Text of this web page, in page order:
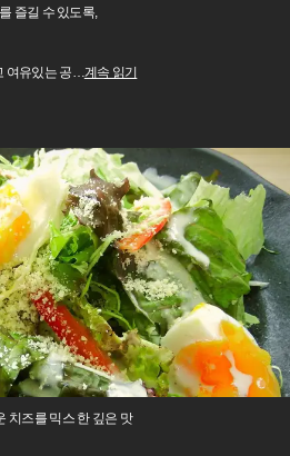
즐길 수 있도록,
유있는 공…계속 읽기
치즈를 믹스 한 깊은 맛